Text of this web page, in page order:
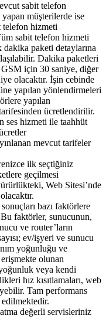
sabit telefon
müşterilerde ise
telefon hizmeti
sabit telefon hizmeti
dakika paketi detaylarına
Dakika paketleri
için 30 saniye, diğer
olacaktır. İşin cebinde
yapılan yönlendirmeleri
yapılan
ücretlendirilir.
ses hizmeti ile taahhüt
mevcut tarifeler
ilk seçtiğiniz
geçilmesi
Web Sitesi’nde
bazı faktörlere
faktörler, sunucunun,
ve router’ların
ev/işyeri ve sunucu
yoğunluğu ve
erişmekte olunan
veya kendi
hız kısıtlamaları, web
Tam performans
değerli servisleriniz